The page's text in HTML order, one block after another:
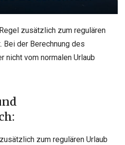
zusätzlich zum regulären
Bei der Berechnung des
nicht vom normalen Urlaub
zum regulären Urlaub